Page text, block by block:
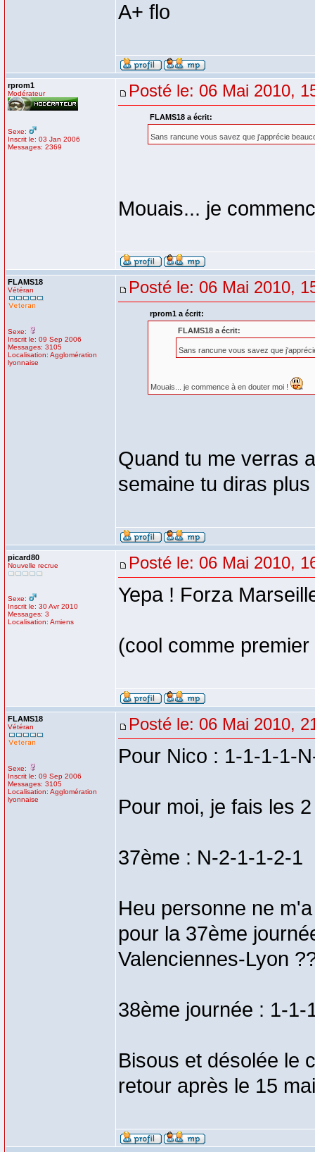
A+ flo
rprom1
Modérateur
Sexe:
Inscrit le: 03 Jan 2006
Messages: 2369
Posté le: 06 Mai 2010,
FLAMS18 a écrit:
Sans rancune vous savez que j'apprécie
Mouais... je
FLAMS18
Vétéran
Sexe:
Inscrit le: 09 Sep 2006
Messages: 3105
Localisation: Agglomération
lyonnaise
Posté le: 06 Mai 2010,
rprom1 a écrit:
FLAMS18 a écrit:
Sans rancune vous savez que
Mouais... je commence à en douter moi !
Quand tu me verras
semaine tu diras
picard80
Nouvelle recrue
Sexe:
Inscrit le: 30 Avr 2010
Messages: 3
Localisation: Amiens
Posté le: 06 Mai 2010,
Yepa ! Forza
(cool comme
FLAMS18
Vétéran
Sexe:
Inscrit le: 09 Sep 2006
Messages: 3105
Localisation: Agglomération
lyonnaise
Posté le: 06 Mai 2010,
Pour Nico : 1-1-1-1-
Pour moi, je fais les
37ème : N-2-1-1-2-1
Heu personne ne
pour la 37ème
Valenciennes-Lyon
38ème journée : 1-1-
Bisous et désolée le
retour après le 15